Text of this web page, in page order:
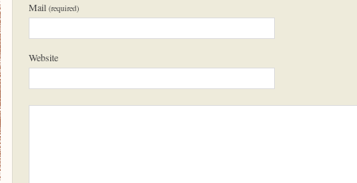
Mail (required)
Website